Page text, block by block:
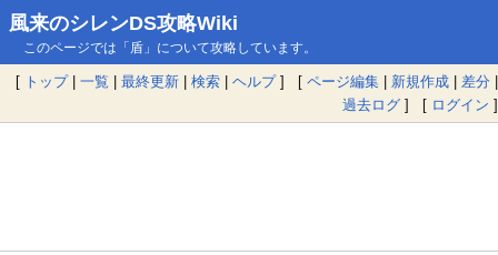
風来のシレンDS攻略Wiki
このページでは「盾」について攻略しています。
[ トップ| 一覧 | 最終更新 | 検索 | ヘルプ] [ ページ編集 | 新規作成 | 差分 |
過去ログ ] [ ログイン ]